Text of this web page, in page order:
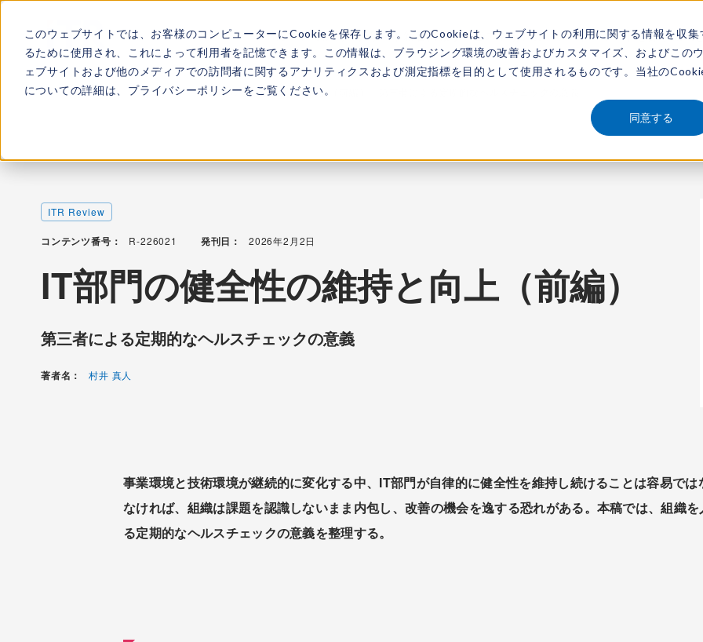
このウェブサイトでは、お客様のコンピューターにCookieを保存します。このCookieは、ウェブサイトの利用に関する情報を収集
るために使用され、これによって利用者を記憶できます。この情報は、ブラウジング環境の改善およびカスタマイズ、およびこの
ェブサイトおよび他のメディアでの訪問者に関するアナリティクスおよび測定指標を目的として使用されるものです。当社の
についての詳細は、 プライバシーポリシーをご覧ください。
同意する
ITRについて所属アナリスト 新着情報サービス市場調査レポートレポートを探す動画
TOP レポート・ライブラリ IT部門の健全性の維持と向上（前編） - 第三者による定期的なヘルスチェックの意義 -
ITR Review
コンテンツ番号： R-226021 発刊日： 2026年2月2日
IT部門の健全性の維持と向上（前編）
第三者による定期的なヘルスチェックの意義
著者名： 村井 真人
事業環境と技術環境が継続的に変化する中、IT部門が自律的に健全性を維持し続けることは容易で
なければ、組織は課題を認識しないまま内包し、改善の機会を逸する恐れがある。本稿では、組織
る定期的なヘルスチェックの意義を整理する。